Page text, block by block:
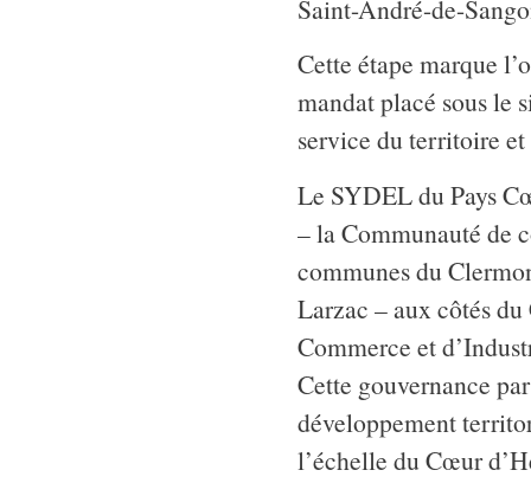
Saint-André-de-
Cette étape marque
mandat placé sous le
service du territoire et
Le SYDEL du Pays
– la Communauté de
communes du
Larzac – aux côtés
Commerce et
Cette gouvernance
développement
l’échelle du Cœur